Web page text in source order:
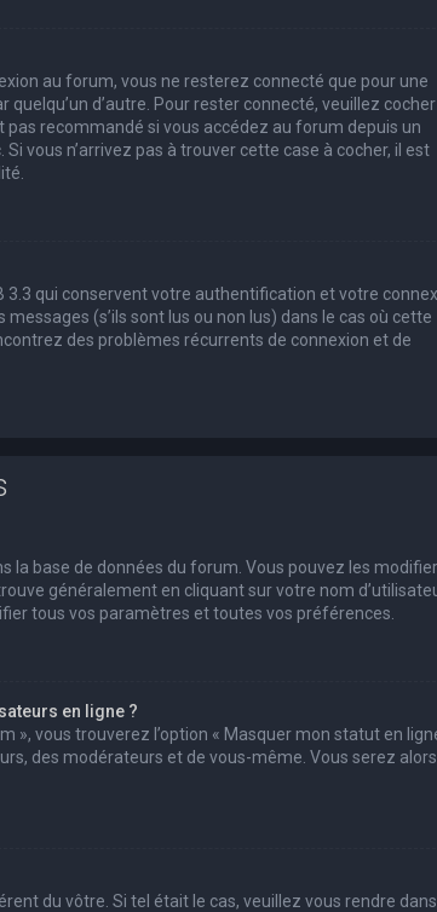
au forum, vous ne resterez connecté que pour une
d’autre. Pour rester connecté, veuillez cocher
pas recommandé si vous accédez au forum depuis un
vous n’arrivez pas à trouver cette case à cocher, il est
qui conservent votre authentification et votre
(s’ils sont lus ou non lus) dans le cas où cette
des problèmes récurrents de connexion et de
la base de données du forum. Vous pouvez les modifier
généralement en cliquant sur votre nom
tous vos paramètres et toutes vos préférences.
en ligne ?
», vous trouverez l’option « Masquer mon statut en
des modérateurs et de vous-même. Vous serez alors
du vôtre. Si tel était le cas, veuillez vous rendre